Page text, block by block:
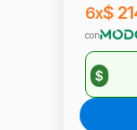
6x$
con
$